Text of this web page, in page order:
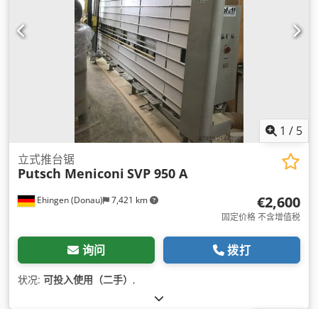
1 / 5
Ehingen (Donau) 7,421 km
立式推台锯
Putsch Meniconi SVP 950 A
€2,600
固定价格 不含增值税
询问 拨打
状况: 可投入使用（二手） ,